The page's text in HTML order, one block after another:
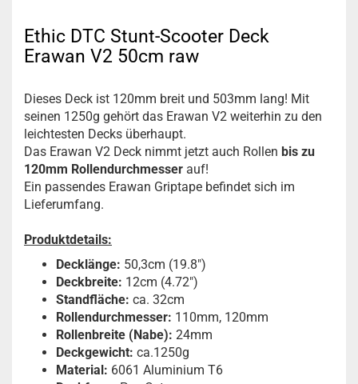
Ethic DTC Stunt-Scooter Deck
Erawan V2 50cm raw
Dieses Deck ist 120mm breit und 503mm lang! Mit
seinen 1250g gehört das Erawan V2 weiterhin zu den
leichtesten Decks überhaupt.
Das Erawan V2 Deck nimmt jetzt auch Rollen bis zu
120mm Rollendurchmesser auf!
Ein passendes Erawan Griptape befindet sich im
Lieferumfang.
Produktdetails:
Decklänge: 50,3cm (19.8")
Deckbreite: 12cm (4.72")
Standfläche: ca. 32cm
Rollendurchmesser: 110mm, 120mm
Rollenbreite (Nabe): 24mm
Deckgewicht: ca.1250g
Material: 6061 Aluminium T6